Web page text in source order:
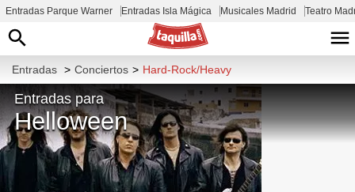
Entradas Parque Warner Entradas Isla Mágica Musicales Madrid Teatro
Entradas > Conciertos > Hard-Rock/Heavy
Entradas para
Helloween